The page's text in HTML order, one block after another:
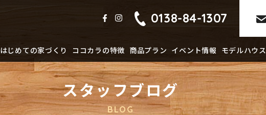
0138-84-1307
はじめての家づくり ココカラの特徴 商品プラン イベント情報 モデルハウス
スタッフブログ
BLOG